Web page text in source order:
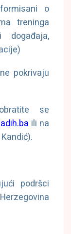
o
treninga
pokrivaju
se
ili na
podršci